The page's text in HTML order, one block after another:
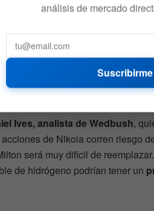
el acuerdo de Nikola con General
producción de los vehículos
de 2021.
Ives, analista de Wedbush,
de Nikola corren riesgo
será muy difícil de
de hidrógeno podrían tener un
análisis de mercado